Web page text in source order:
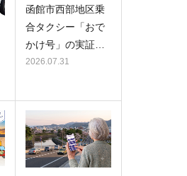
函館市西部地区乗
合タクシー「おで
かけ号」の実証…
2026.07.31